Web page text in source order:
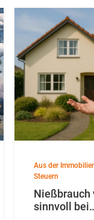
Aus der
Steuern
Nießbrauch
sinnvoll